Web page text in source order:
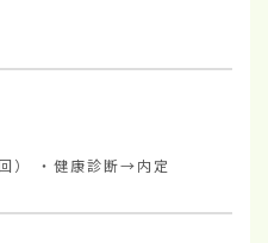
） ・健康診断→内定